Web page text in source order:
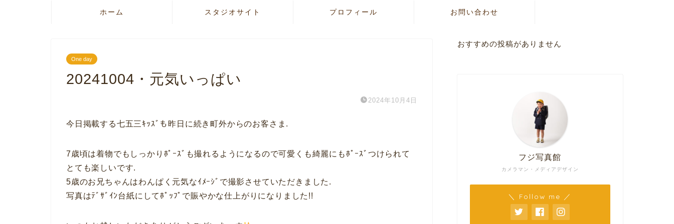
ホーム スタジオサイト プロフィール お問い合わせ
One day
20241004・元気いっぱい
2024年10月4日
今日掲載する七五三ｷｯｽﾞも昨日に続き町外からのお客さま.
7歳頃は着物でもしっかりﾎﾟｰｽﾞも撮れるようになるので可愛くも綺麗にもﾎﾟｰｽﾞつけられて
とても楽しいです.
5歳のお兄ちゃんはわんぱく元気なｲﾒｰｼﾞで撮影させていただきました.
写真はﾃﾞｻﾞｲﾝ台紙にしてﾎﾟｯﾌﾟで賑やかな仕上がりになりました!!
おすすめの投稿がありません
カメラマン・メディアデザイン
フジ写真館
＼ Follow me ／